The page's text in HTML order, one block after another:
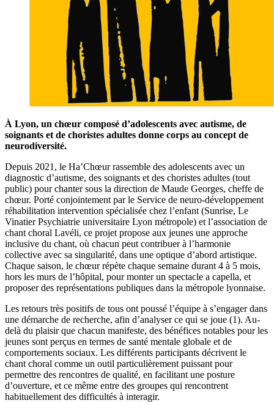
À Lyon, un chœur composé d’adolescents avec autisme, de
soignants et de choristes adultes donne corps au concept de
neurodiversité.
Depuis 2021, le Ha’Chœur rassemble des adolescents avec un
diagnostic d’autisme, des soignants et des choristes adultes (tout
public) pour chanter sous la direction de Maude Georges, cheffe de
chœur. Porté conjointement par le Service de neuro-développement
réhabilitation intervention spécialisée chez l’enfant (Sunrise, Le
Vinatier Psychiatrie universitaire Lyon métropole) et l’association de
chant choral Lavéli, ce projet propose aux jeunes une approche
inclusive du chant, où chacun peut contribuer à l’harmonie
collective avec sa singularité, dans une optique d’abord artistique.
Chaque saison, le chœur répète chaque semaine durant 4 à 5 mois,
hors les murs de l’hôpital, pour monter un spectacle a capella, et
proposer des représentations publiques dans la métropole lyonnaise.
Les retours très positifs de tous ont poussé l’équipe à s’engager dans
une démarche de recherche, afin d’analyser ce qui se joue (1). Au-
delà du plaisir que chacun manifeste, des bénéfices notables pour les
jeunes sont perçus en termes de santé mentale globale et de
comportements sociaux. Les différents participants décrivent le
chant choral comme un outil particulièrement puissant pour
permettre des rencontres de qualité, en facilitant une posture
d’ouverture, et ce même entre des groupes qui rencontrent
habituellement des difficultés à interagir.